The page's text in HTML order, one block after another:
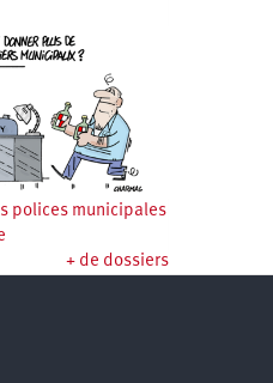
polices municipales
+ de dossiers